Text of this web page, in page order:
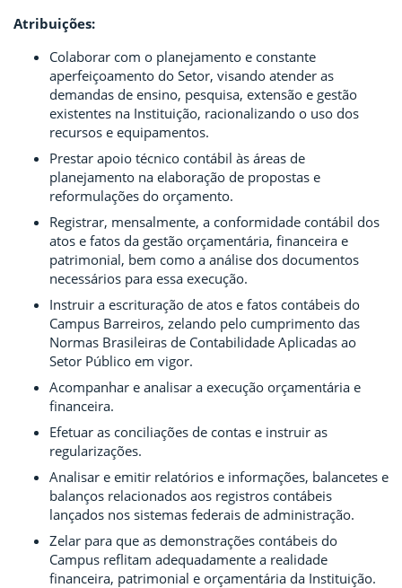
Atribuições:
Colaborar com o planejamento e constante
aperfeiçoamento do Setor, visando atender as
demandas de ensino, pesquisa, extensão e gestão
existentes na Instituição, racionalizando o uso dos
recursos e equipamentos.
Prestar apoio técnico contábil às áreas de
planejamento na elaboração de propostas e
reformulações do orçamento.
Registrar, mensalmente, a conformidade contábil dos
atos e fatos da gestão orçamentária, financeira e
patrimonial, bem como a análise dos documentos
necessários para essa execução.
Instruir a escrituração de atos e fatos contábeis do
Campus Barreiros, zelando pelo cumprimento das
Normas Brasileiras de Contabilidade Aplicadas ao
Setor Público em vigor.
Acompanhar e analisar a execução orçamentária e
financeira.
Efetuar as conciliações de contas e instruir as
regularizações.
Analisar e emitir relatórios e informações, balancetes e
balanços relacionados aos registros contábeis
lançados nos sistemas federais de administração.
Zelar para que as demonstrações contábeis do
Campus reflitam adequadamente a realidade
financeira, patrimonial e orçamentária da Instituição.